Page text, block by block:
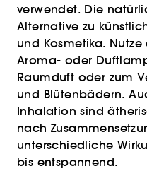
verwendet. Die
Alternative zu
und Kosmetika.
Aroma- oder
Raumduft oder zum
und Blütenbädern.
Inhalation sind
nach
unterschiedliche
bis entspannend.